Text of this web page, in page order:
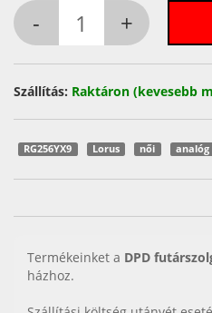
Szállítás: Raktáron (kevesebb
RG256YX9 Lorus női analóg
Termékeinket a DPD
házhoz.